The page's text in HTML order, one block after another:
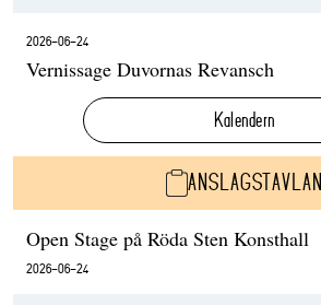
2026-06-24
Vernissage Duvornas Revansch
Kalendern
ANSLAGSTAVLAN
Open Stage på Röda Sten Konsthall
2026-06-24